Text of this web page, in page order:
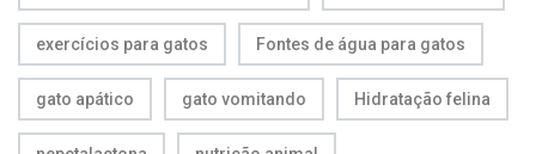
exercícios para gatos Fontes de água para gatos
gato apático gato vomitando Hidratação felina